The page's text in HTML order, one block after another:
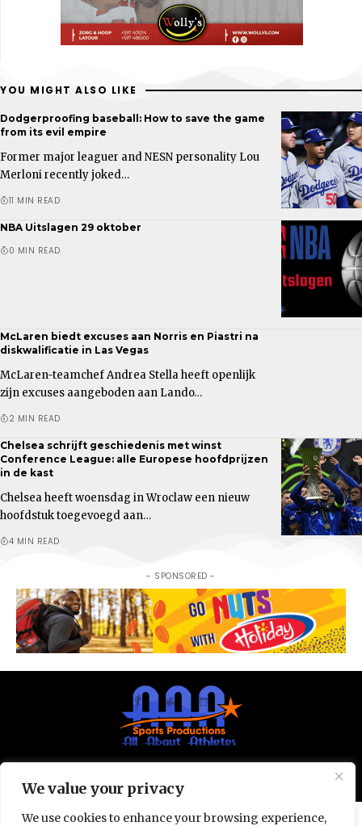
We value your privacy
We use cookies to enhance your browsing experience,
YOU MIGHT ALSO LIKE
Dodgerproofing baseball: How to save the game
from its evil empire
Former major leaguer and NESN personality Lou
Merloni recently joked…
11 MIN READ
NBA Uitslagen 29 oktober
0 MIN READ
McLaren biedt excuses aan Norris en Piastri na
diskwalificatie in Las Vegas
McLaren-teamchef Andrea Stella heeft openlijk
zijn excuses aangeboden aan Lando…
2 MIN READ
Chelsea schrijft geschiedenis met winst
Conference League: alle Europese hoofdprijzen
in de kast
Chelsea heeft woensdag in Wroclaw een nieuw
hoofdstuk toegevoegd aan…
4 MIN READ
- SPONSORED -
© All Rights Reserved 2025.